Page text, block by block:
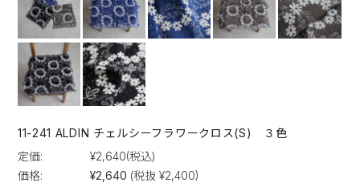
11-241 ALDIN チェルシーフラワークロス(S) ３色
定価:
¥2,640(税込)
価格:
¥2,640 (税抜 ¥2,400)